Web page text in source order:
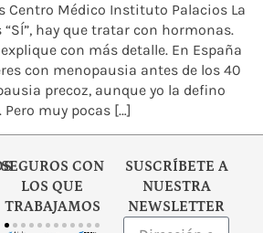
Centro Médico Instituto Palacios La
hay que tratar con hormonas.
con más detalle. En España
con menopausia antes de los 40
precoz, aunque yo la defino
muy pocas […]
SEGUROS CON
LOS QUE
TRABAJAMOS
SUSCRÍBETE A
NUESTRA
NEWSLETTER